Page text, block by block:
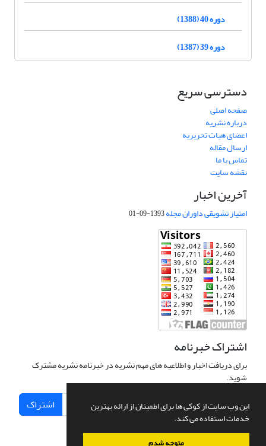
این وب سایت از کوکی ها برای اطمینان از ارائه بهترین
خدمات استفاده می کند.
متوجه شدم
دوره 40 (1388)
دوره 39 (1387)
دسترسی سریع
صفحه اصلی
درباره نشریه
اعضای هیات تحریریه
ارسال مقاله
تماس با ما
نقشه سایت
آخرین اخبار
امتیاز تشویقی داوران مجله1393-09-01
اشتراک خبرنامه
برای دریافت اخبار و اطلاعیه های مهم نشریه در خبرنامه نشریه مشترک
شوید.
اشتراک